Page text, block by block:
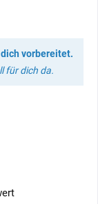
vorbereitet.
für dich da.